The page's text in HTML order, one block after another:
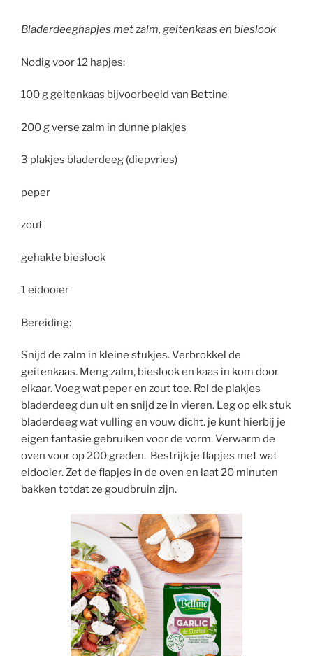
Bladerdeeghapjes met zalm, geitenkaas en bieslook
Nodig voor 12 hapjes:
100 g geitenkaas bijvoorbeeld van Bettine
200 g verse zalm in dunne plakjes
3 plakjes bladerdeeg (diepvries)
peper
zout
gehakte bieslook
1 eidooier
Bereiding:
Snijd de zalm in kleine stukjes. Verbrokkel de
geitenkaas. Meng zalm, bieslook en kaas in kom door
elkaar. Voeg wat peper en zout toe. Rol de plakjes
bladerdeeg dun uit en snijd ze in vieren. Leg op elk stuk
bladerdeeg wat vulling en vouw dicht. je kunt hierbij je
eigen fantasie gebruiken voor de vorm. Verwarm de
oven voor op 200 graden. Bestrijk je flapjes met wat
eidooier. Zet de flapjes in de oven en laat 20 minuten
bakken totdat ze goudbruin zijn.